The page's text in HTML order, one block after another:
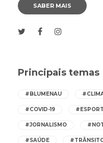
SABER MAIS
Principais temas
#BLUMENAU
#COVID-19
#JORNALISMO
#SAÚDE